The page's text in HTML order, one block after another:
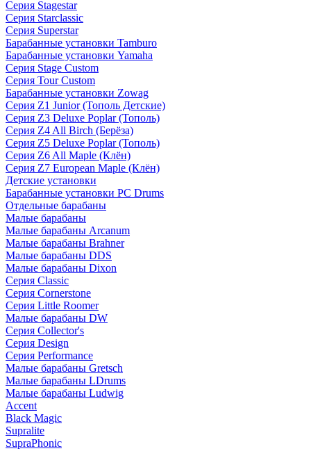
Серия Stagestar
Серия Starclassic
Серия Superstar
Барабанные установки Tamburo
Барабанные установки Yamaha
Серия Stage Custom
Серия Tour Custom
Барабанные установки Zowag
Серия Z1 Junior (Тополь Детские)
Серия Z3 Deluxe Poplar (Тополь)
Серия Z4 All Birch (Берёза)
Серия Z5 Deluxe Poplar (Тополь)
Серия Z6 All Maple (Клён)
Серия Z7 European Maple (Клён)
Детские установки
Барабанные установки PC Drums
Отдельные барабаны
Малые барабаны
Малые барабаны Arcanum
Малые барабаны Brahner
Малые барабаны DDS
Малые барабаны Dixon
Серия Classic
Серия Cornerstone
Серия Little Roomer
Малые барабаны DW
Серия Collector's
Серия Design
Серия Performance
Малые барабаны Gretsch
Малые барабаны LDrums
Малые барабаны Ludwig
Accent
Black Magic
Supralite
SupraPhonic